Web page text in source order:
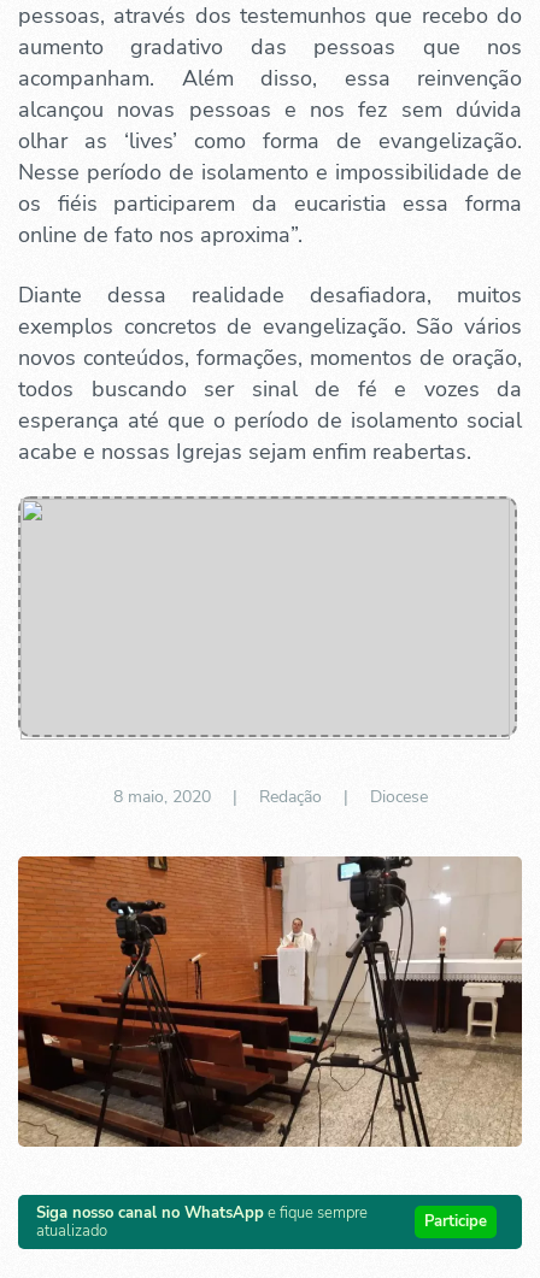
pessoas, através dos testemunhos que recebo do
aumento gradativo das pessoas que nos
acompanham. Além disso, essa reinvenção
alcançou novas pessoas e nos fez sem dúvida
olhar as ‘lives’ como forma de evangelização.
Nesse período de isolamento e impossibilidade de
os fiéis participarem da eucaristia essa forma
online de fato nos aproxima”.
Diante dessa realidade desafiadora, muitos
exemplos concretos de evangelização. São vários
novos conteúdos, formações, momentos de oração,
todos buscando ser sinal de fé e vozes da
esperança até que o período de isolamento social
acabe e nossas Igrejas sejam enfim reabertas.
8 maio, 2020| Redação | Diocese
Siga nosso canal no WhatsAppe fique sempre
atualizado
Participe